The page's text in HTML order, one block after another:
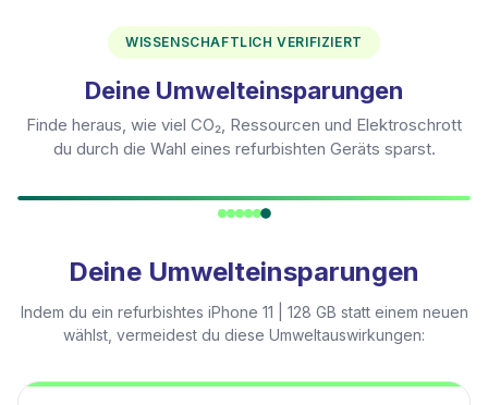
WISSENSCHAFTLICH VERIFIZIERT
Deine Umwelteinsparungen
Finde heraus, wie viel CO₂, Ressourcen und Elektroschrott
du durch die Wahl eines refurbishten Geräts sparst.
Deine Umwelteinsparungen
Indem du ein refurbishtes iPhone 11 | 128 GB statt einem neuen
wählst, vermeidest du diese Umweltauswirkungen: